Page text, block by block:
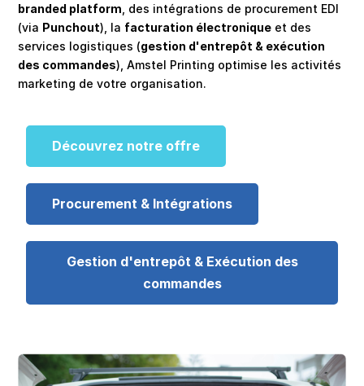
branded platform , des intégrations de procurement EDI
(via Punchout), la facturation électronique et des
services logistiques (gestion d'entrepôt & exécution
des commandes), Amstel Printing optimise les activités
marketing de votre organisation.
Découvrez notre offre
Procurement & Intégrations
Gestion d'entrepôt & Exécution des
commandes